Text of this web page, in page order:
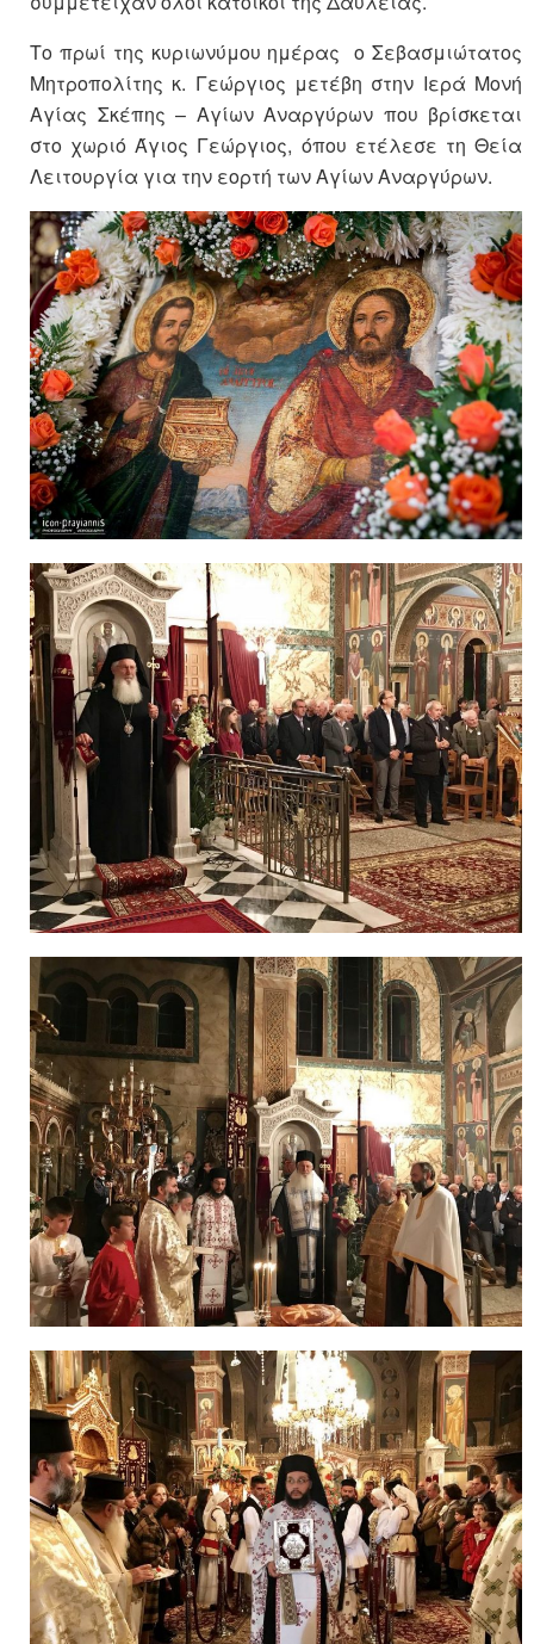
Το πρωί της κυριωνύμου ημέρας ο Σεβασμιώτατος
Μητροπολίτης κ. Γεώργιος μετέβη στην Ιερά Μονή
Αγίας Σκέπης – Αγίων Αναργύρων που βρίσκεται
στο χωριό Άγιος Γεώργιος, όπου ετέλεσε τη Θεία
Λειτουργία για την εορτή των Αγίων Αναργύρων.